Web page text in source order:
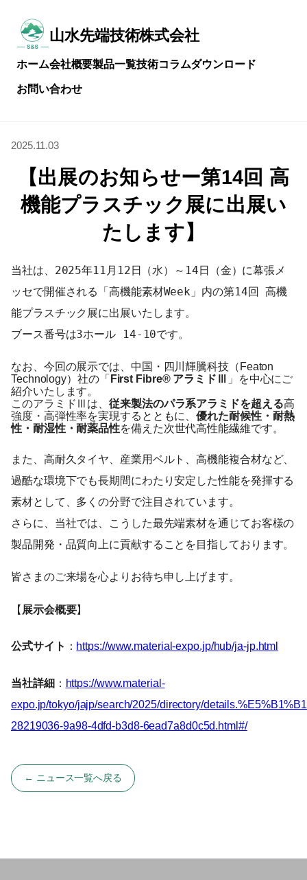
山水先端技術株式会社
常
技
を
け
ホーム会社概要製品一覧技術コラムダウンロード
お問い合わせ
2025.11.03
【出展のお知らせー第14回 高
機能プラスチック展に出展い
たします】
当社は、2025年11月12日（水）～14日（金）に幕張メ
ッセで開催される「高機能素材Week」内の第14回 高機
能プラスチック展に出展いたします。
ブース番号は3ホール 14-10です。
なお、今回の展示では、中国・四川輝騰科技（Featon
Technology）社の「First Fibre® アラミドⅢ 」を中心にご
紹介いたします。
このアラミドⅢは、従来製法のパラ系アラミドを超える高
強度・高弾性率を実現するとともに、優れた耐候性・耐熱
性・耐湿性・耐薬品性を備えた次世代高性能繊維です。
また、高耐久タイヤ、産業用ベルト、高機能複合材など、
過酷な環境下でも長期間にわたり安定した性能を発揮する
素材として、多くの分野で注目されています。
さらに、当社では、こうした最先端素材を通じてお客様の
製品開発・品質向上に貢献することを目指しております。
皆さまのご来場を心よりお待ち申し上げます。
【 展示会概要】
公式サイト ： https://www.material-expo.jp/hub/ja-jp.html
当社詳細： https://www.material-
expo.jp/tokyo/jajp/search/2025/directory/
28219036-9a98-4dfd-b3d8-6ead7a8d0c5d.html#/
← ニュース一覧へ戻る